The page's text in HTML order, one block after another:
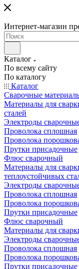
Интернет-магазин
Каталог
По всему сайту
По каталогу
Каталог
Сварочные
Материалы для
сталей
Электроды
Проволока сплошная
Проволока
Прутки присадочные
Флюс сварочный
Материалы для
теплоустойчивых
Электроды
Проволока сплошная
Проволока
Прутки присадочные
Флюс сварочный
Материалы для
Электроды
Проволока сплошная
Проволока
Прутки присадочные